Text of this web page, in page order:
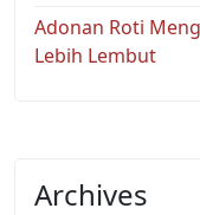
Adonan Roti
Lebih Lembut
Archives